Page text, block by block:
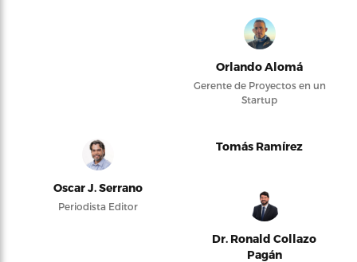
Orlando Alomá
Gerente de Proyectos en un
Startup
Oscar J. Serrano
Periodista Editor
Tomás Ramírez
Dr. Ronald Collazo
Pagán